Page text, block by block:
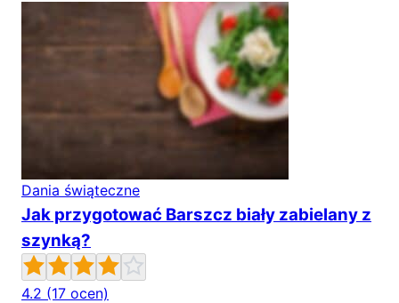
Dania świąteczne
Jak przygotować Barszcz biały zabielany z
szynką?
4.2 (17 ocen)